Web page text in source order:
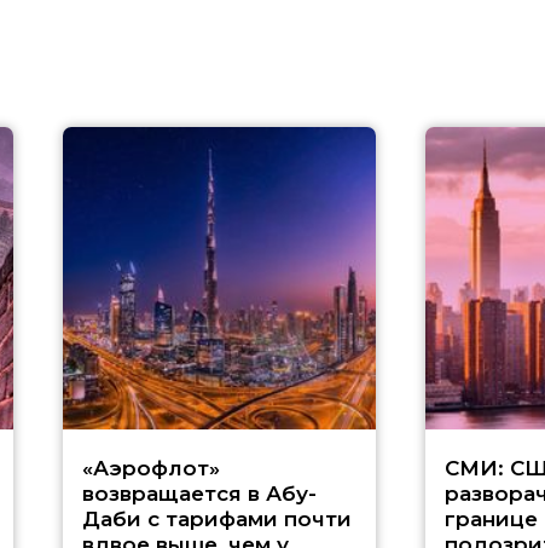
«Аэрофлот»
возвращается в Абу-
Даби с тарифами почти
СМИ:
границе